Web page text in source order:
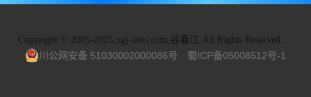
Copyright © 2005-2025,xgj-info.com,谷春江.All Rights Reserved.
川公网安备 51030002000086号 蜀ICP备05008512号-1